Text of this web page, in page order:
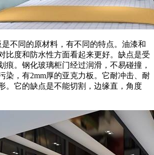
不同的原材料，有不同的特点。油漆和
比度和防水性方面看起来更好。缺点是受
痕。钢化玻璃柜门经过润滑，不易碰撞，
染，有2mm厚的亚克力板。它耐冲击、耐
。它的缺点是不能切割，边缘直，角度